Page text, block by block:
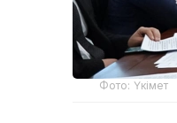
Фото: Үкімет